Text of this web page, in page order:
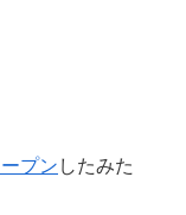
プン したみた